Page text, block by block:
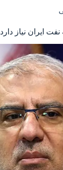
ایران نیاز دارد